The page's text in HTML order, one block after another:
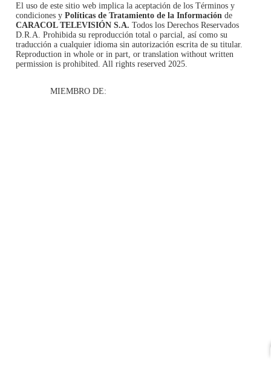
El uso de este sitio web implica la aceptación de los Términos y
condiciones y Políticas de Tratamiento de la Información de
CARACOL TELEVISIÓN S.A. Todos los Derechos Reservados
D.R.A. Prohibida su reproducción total o parcial, así como su
traducción a cualquier idioma sin autorización escrita de su titular.
Reproduction in whole or in part, or translation without written
permission is prohibited. All rights reserved 2025.
MIEMBRO DE: